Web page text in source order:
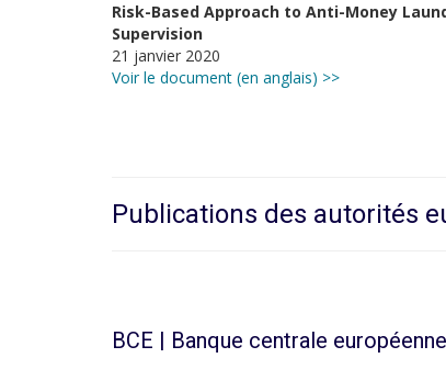
Risk-Based Approach to Anti-Money
Supervision
21 janvier 2020
Voir le document (en anglais) >>
Publications des autorités
BCE | Banque centrale européenne